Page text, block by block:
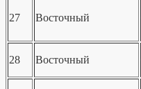
27 Восточный
28 Восточный